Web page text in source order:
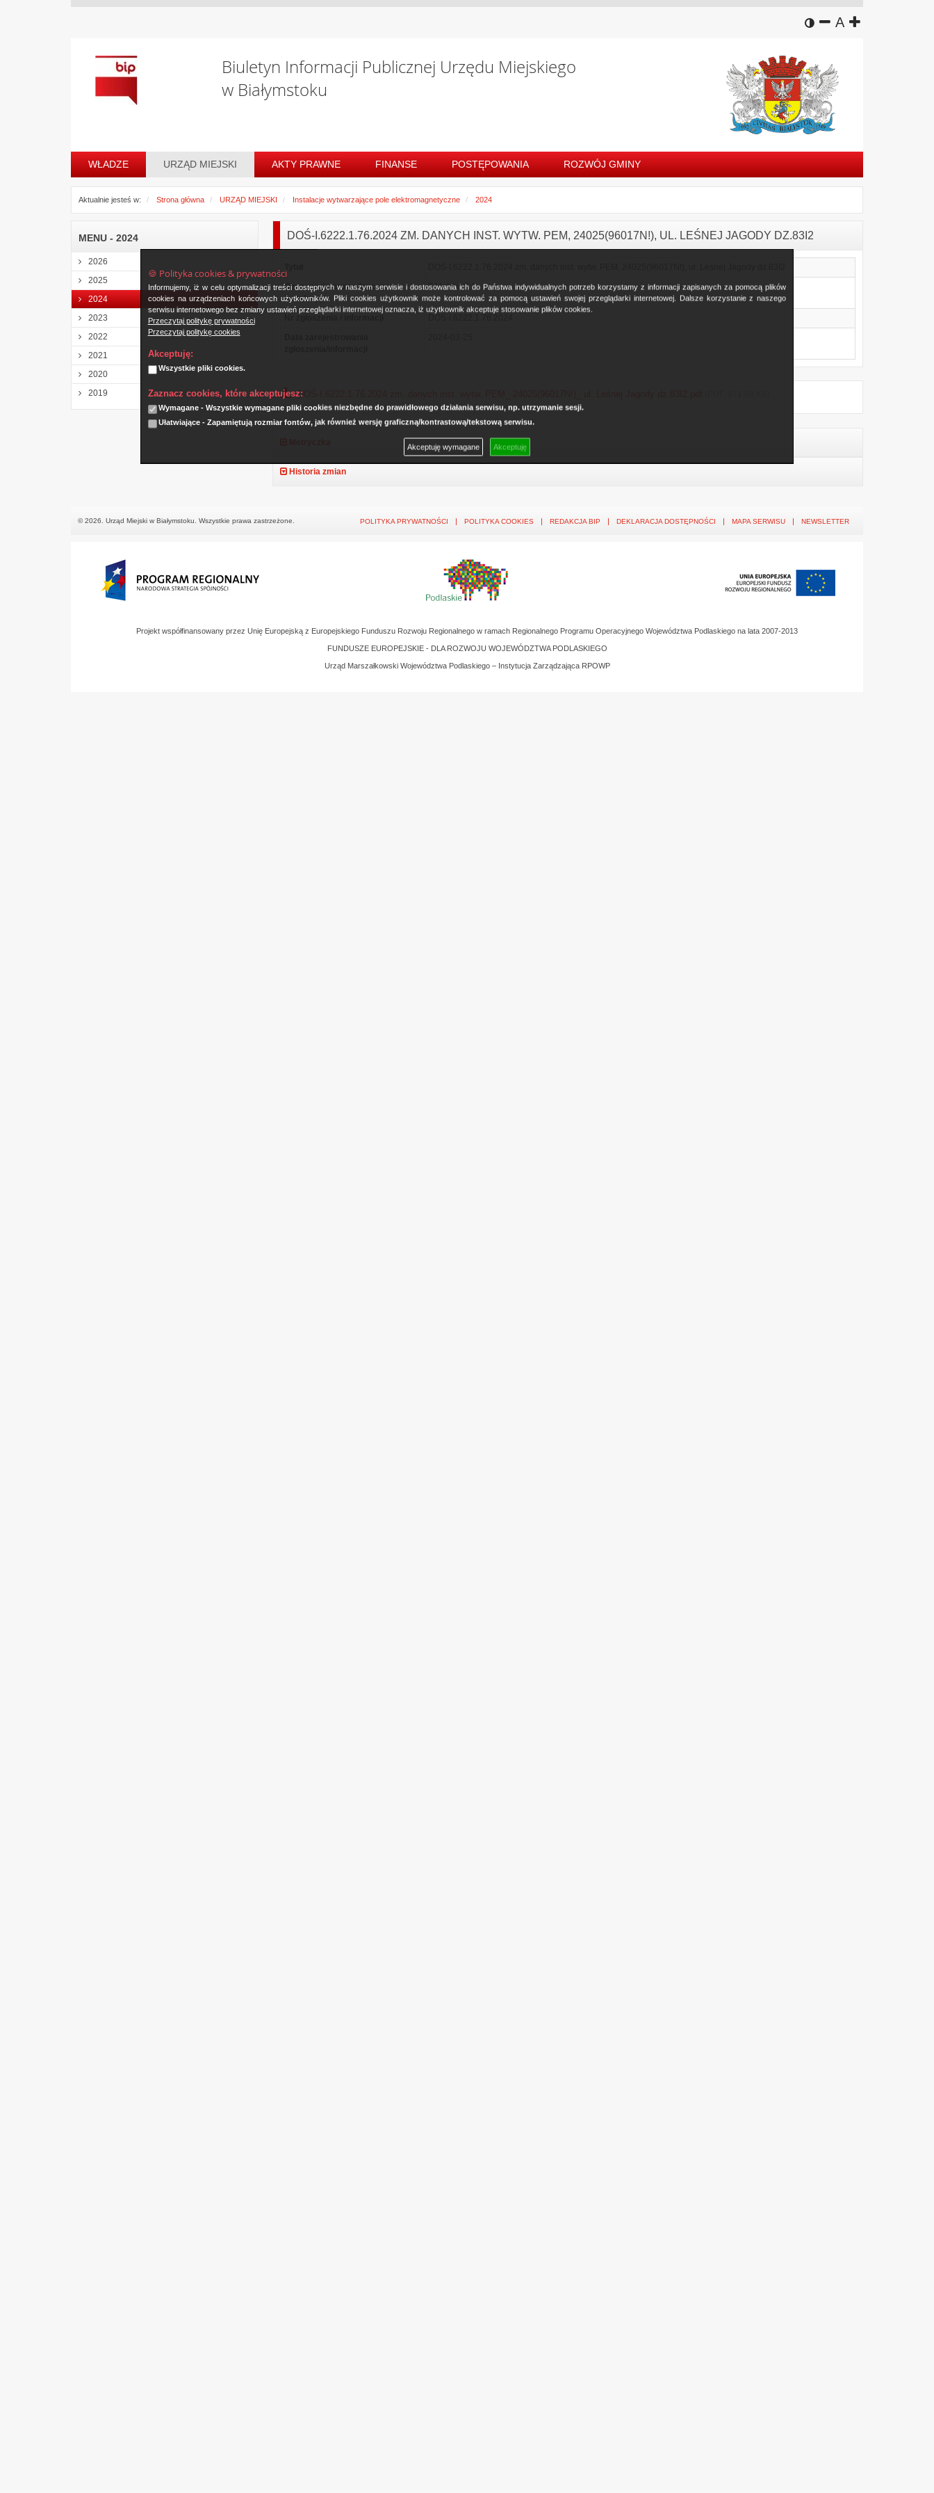
🍪 Polityka cookies & prywatności
Informujemy, iż w celu optymalizacji treści dostępnych w naszym serwisie i dostosowania ich do Państwa indywidualnych potrzeb korzystamy z informacji zapisanych za pomocą plików
cookies na urządzeniach końcowych użytkowników. Pliki cookies użytkownik może kontrolować za pomocą ustawień swojej przeglądarki internetowej. Dalsze korzystanie z naszego
serwisu internetowego bez zmiany ustawień przeglądarki internetowej oznacza, iż użytkownik akceptuje stosowanie plików cookies.
Przeczytaj politykę prywatności
Przeczytaj politykę cookies
Akceptuję:
Wszystkie pliki cookies.
Zaznacz cookies, które akceptujesz:
Wymagane - Wszystkie wymagane pliki cookies niezbędne do prawidłowego działania serwisu, np. utrzymanie sesji.
Ułatwiające - Zapamiętują rozmiar fontów, jak również wersję graficzną/kontrastową/tekstową serwisu.
Akceptuję wymagane Akceptuję
wersja kontrastowa
zmniejsz
Adomyślny
zwiększ
Biuletyn Informacji Publicznej Urzędu Miejskiego
w Białymstoku
WŁADZE URZĄD MIEJSKI AKTY PRAWNE FINANSE POSTĘPOWANIA ROZWÓJ GMINY
Aktualnie jesteś w: Strona główna URZĄD MIEJSKI Instalacje wytwarzające pole elektromagnetyczne 2024
MENU - 2024
2026
2025
2024
2023
2022
2021
2020
2019
DOŚ-I.6222.1.76.2024 ZM. DANYCH INST. WYTW. PEM, 24025(96017N!), UL. LEŚNEJ JAGODY DZ.83I2
Oznaczenie prowadzącego
instalację
T-Mobile S.A.
Nr zgłoszenia / informacji
DOŚ-I.6222.1.76.2024 zm. danych inst. wytw. PEM_ 24025(96017N!)_ ul. Leśnej Jagody dz.83I2.pdf
Historia zmian
© 2026. Urząd Miejski w Białymstoku. Wszystkie prawa zastrzeżone. POLITYKA PRYWATNOŚCI POLITYKA COOKIES REDAKCJA BIP DEKLARACJA DOSTĘPNOŚCI MAPA SERWISU NEWSLETTER
Projekt współfinansowany przez Unię Europejską z Europejskiego Funduszu Rozwoju Regionalnego w ramach Regionalnego Programu Operacyjnego Województwa Podlaskiego na lata 2007-2013
FUNDUSZE EUROPEJSKIE - DLA ROZWOJU WOJEWÓDZTWA PODLASKIEGO
Urząd Marszałkowski Województwa Podlaskiego – Instytucja Zarządzająca RPOWP